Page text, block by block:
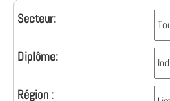
Secteur:
Diplôme:
Région :